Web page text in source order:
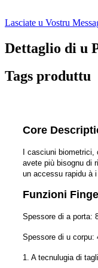
Lasciate u Vostru
Dettaglio di u
Tags produttu
Core
I casciuni
avete più bisognu di
un accessu rapidu à
Funzioni
Spessore di a porta:
Spessore di u corpu:
1. A tecnulugia di